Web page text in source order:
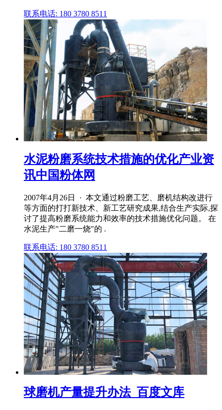
联系电话: 180 3780 8511
水泥粉磨系统技术措施的优化产业资
讯中国粉体网
2007年4月26日 · 本文通过粉磨工艺、磨机结构改进行
等方面的打打新技术、新工艺研究成果,结合生产实际,探
讨了提高粉磨系统能力和效率的技术措施优化问题。 在
水泥生产"二磨一烧"的 .
联系电话: 180 3780 8511
球磨机产量提升办法_百度文库